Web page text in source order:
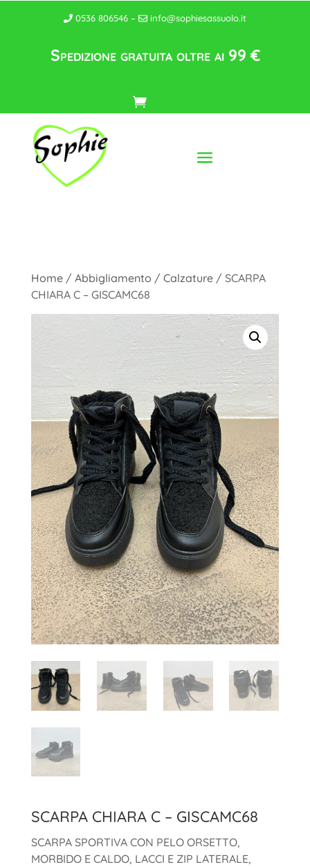
0536 806546 – info@sophiesassuolo.it
Spedizione gratuita oltre ai 99 €
Home/ Abbigliamento / Calzature/ SCARPA
CHIARA C – GISCAMC68
SCARPA CHIARA C – GISCAMC68
SCARPA SPORTIVA CON PELO ORSETTO,
MORBIDO E CALDO, LACCI E ZIP LATERALE,